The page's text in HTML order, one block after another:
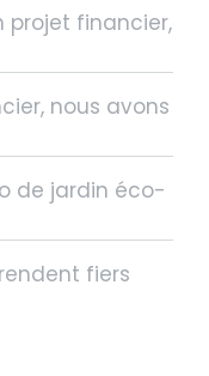
projet financier,
nous avons
de jardin éco-
fiers